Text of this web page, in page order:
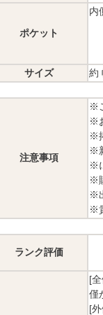
ポケット
内
サイズ
約
注意事項
※
※
※
※
※
※
※
※
ランク評価
[
僅
[